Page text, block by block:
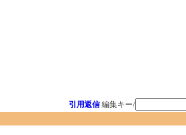
引用返信 編集キー/